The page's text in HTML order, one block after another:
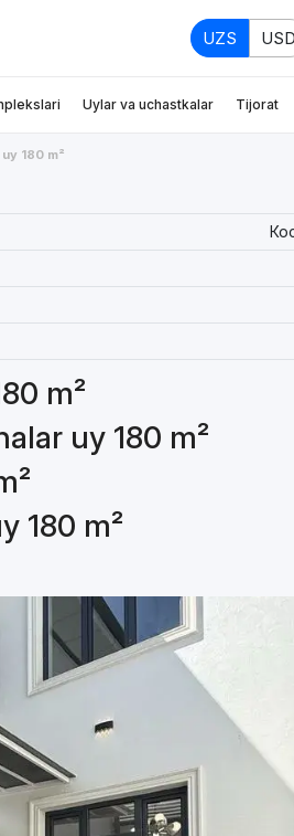
UZS USD
Uylar va uchastkalar Tijorat
180 m²
m²
uy 180 m²
180 m²